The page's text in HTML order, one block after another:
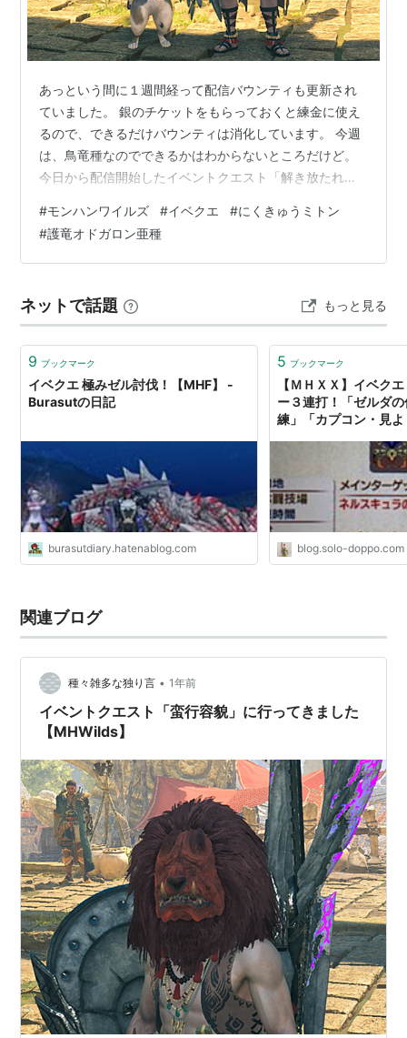
あっという間に１週間経って配信バウンティも更新され
ていました。 銀のチケットをもらっておくと練金に使え
るので、できるだけバウンティは消化しています。 今週
は、鳥竜種なのでできるかはわからないところだけど。
今日から配信開始したイベントクエスト「解き放たれた
た。 にくきゅうミトンα 護竜オドガロン亜種の狩猟クエ
ストで金冠も持っていなかったので少し期待しながら行
きました。すると１回のクエストでにくきゅうミトンαの
放たれた兇爪」 何回か行くことになるのかなと思ってい
たけれど、こういう装備の時は１回…
#モンハンワイルズ #イベクエ #にくきゅうミトン
#護竜オドガロン亜種
ネットで話題 もっと見る
9 ブックマーク
イベクエ 極みゼル討伐！【MHF】 -
Burasutの日記
burasutdiary.hatenablog.com
5 ブックマーク
【ＭＨＸＸ】イベク
ー３連打！「ゼルダ
練」「カプコン・見
- ソロハン独歩のモン
blog.solo-doppo.com
関連ブログ
種々雑多な独り言 • 1年前
イベントクエスト「蛮行容貌」に行ってきました
【MHWilds】